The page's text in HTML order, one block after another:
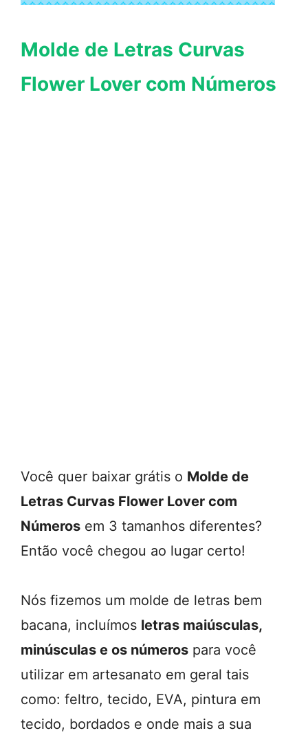
Molde de Letras Curvas
Flower Lover com Números
Você quer baixar grátis o Molde de
Letras Curvas Flower Lover com
Números em 3 tamanhos diferentes?
Então você chegou ao lugar certo!
Nós fizemos um molde de letras bem
bacana, incluímos letras maiúsculas,
minúsculas e os números para você
utilizar em artesanato em geral tais
como: feltro, tecido, EVA, pintura em
tecido, bordados e onde mais a sua